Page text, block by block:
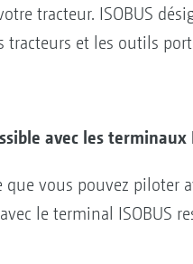
tracteur. ISOBUS
tracteurs et les outils
avec les terminaux
que vous pouvez piloter
le terminal ISOBUS